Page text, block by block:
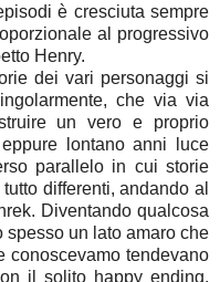
è cresciuta sempre
al progressivo
Henry.
dei vari personaggi si
che via via
un vero e proprio
lontano anni luce
parallelo in cui storie
differenti, andando al
Diventando qualcosa
spesso un lato amaro che
conoscevamo tendevano
il solito happy ending.